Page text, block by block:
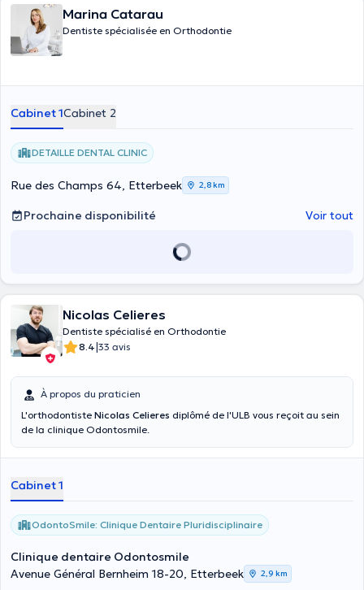
Marina Catarau
Dentiste spécialisée en Orthodontie
Cabinet 1Cabinet 2
DETAILLE DENTAL CLINIC
Rue des Champs 64, Etterbeek 2,8 km
Prochaine disponibilité Voir tout
Nicolas Celieres
Dentiste spécialisé en Orthodontie
8.4|33 avis
À propos du praticien
L'orthodontiste Nicolas Celieres diplômé de l'ULB vous reçoit au sein
de la clinique Odontosmile.
Cabinet 1
OdontoSmile: Clinique Dentaire Pluridisciplinaire
Clinique dentaire Odontosmile
Avenue Général Bernheim 18-20, Etterbeek
2,9 km